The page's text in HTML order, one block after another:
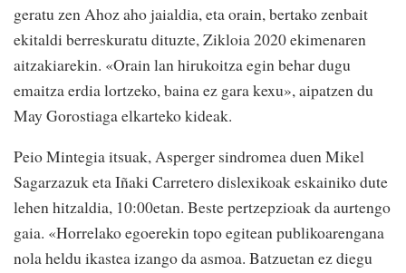
geratu zen Ahoz aho jaialdia, eta orain, bertako zenbait
ekitaldi berreskuratu dituzte, Zikloia 2020 ekimenaren
aitzakiarekin. «Orain lan hirukoitza egin behar dugu
emaitza erdia lortzeko, baina ez gara kexu», aipatzen du
May Gorostiaga elkarteko kideak.
Peio Mintegia itsuak, Asperger sindromea duen Mikel
Sagarzazuk eta Iñaki Carretero dislexikoak eskainiko dute
lehen hitzaldia, 10:00etan. Beste pertzepzioak da aurtengo
gaia. «Horrelako egoerekin topo egitean publikoarengana
nola heldu ikastea izango da asmoa. Batzuetan ez diegu